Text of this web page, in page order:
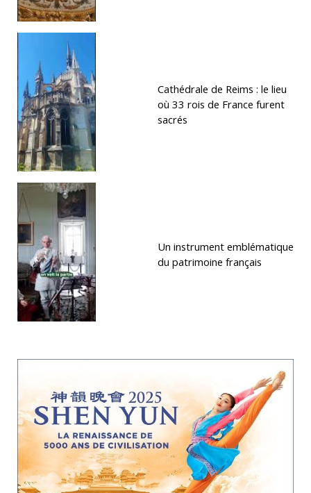
Cathédrale de Reims : le lieu
où 33 rois de France furent
sacrés
Un instrument emblématique
du patrimoine français